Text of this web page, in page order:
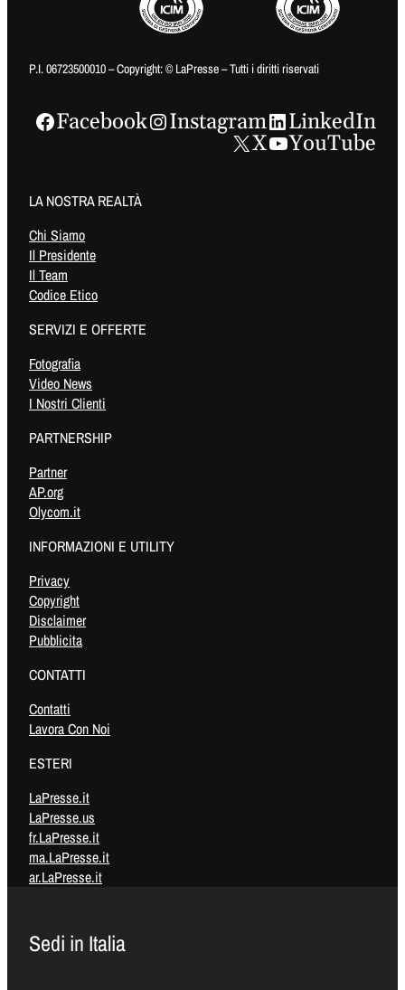
P.I. 06723500010 – Copyright: © LaPresse – Tutti i diritti riservati
Facebook Instagram
LinkedIn
X
YouTube
LA NOSTRA REALTÀ
Chi Siamo
Il Presidente
Il Team
Codice Etico
SERVIZI E OFFERTE
Fotografia
Video News
I Nostri Clienti
PARTNERSHIP
Partner
AP.org
Olycom.it
INFORMAZIONI E UTILITY
Privacy
Copyright
Disclaimer
Pubblicita
CONTATTI
Contatti
Lavora Con Noi
ESTERI
LaPresse.it
LaPresse.us
fr.LaPresse.it
ma.LaPresse.it
ar.LaPresse.it
Sedi in Italia